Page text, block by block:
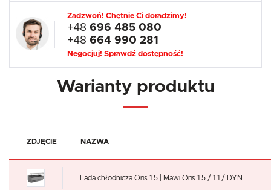
Zadzwoń! Chętnie Ci doradzimy!
+48 696 485 080
+48 664 990 281
Negocjuj! Sprawdź dostępność!
Warianty produktu
ZDJĘCIE NAZWA
Lada chłodnicza Oris 1.5 | Mawi Oris 1.5 / 1.1 / DYN